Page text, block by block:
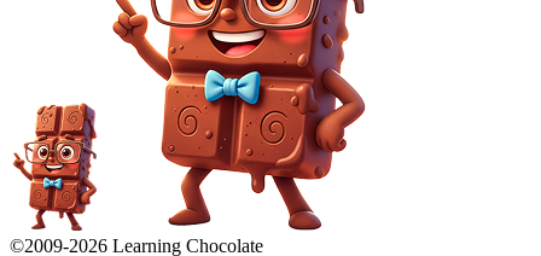
©2009-2026 Learning Chocolate